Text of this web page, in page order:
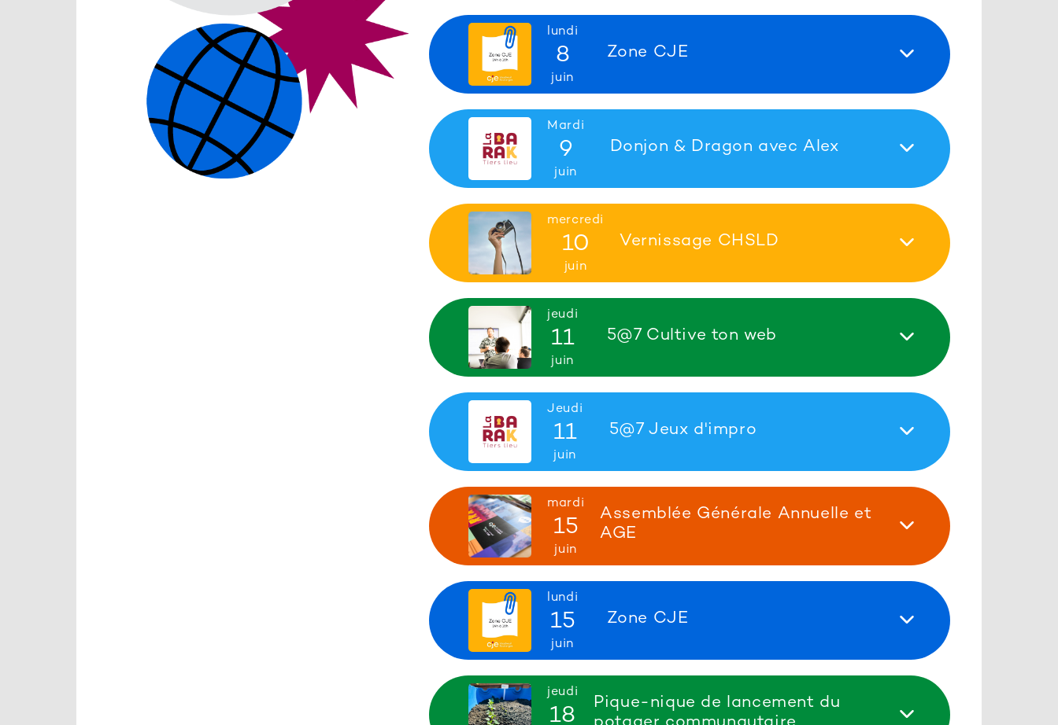
lundi
8
juin
Zone CJE
Mardi
9
juin
Donjon & Dragon avec Alex
mercredi
10
juin
Vernissage CHSLD
jeudi
11
juin
5@7 Cultive ton web
Jeudi
11
juin
5@7 Jeux d'impro
mardi
15
juin
Assemblée Générale Annuelle et
AGE
lundi
15
juin
Zone CJE
jeudi
18
Pique-nique de lancement du
potager communautaire